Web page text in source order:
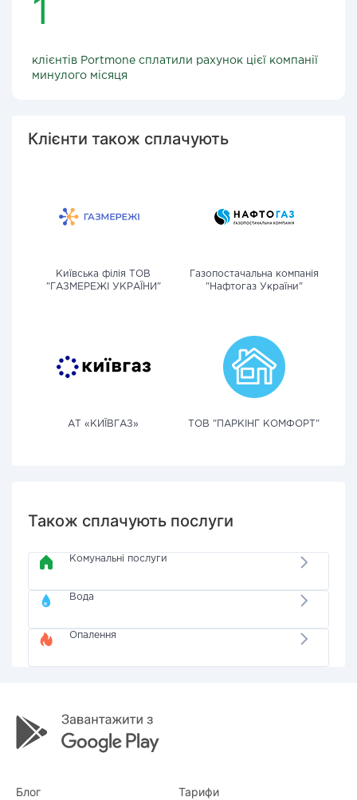
1
клієнтів Portmone сплатили рахунок цієї компанії
минулого місяця
Клієнти також сплачують
Київська філія ТОВ
"ГАЗМЕРЕЖІ УКРАЇНИ"
Газопостачальна компанія
"Нафтогаз України"
АТ «КИЇВГАЗ» ТОВ "ПАРКІНГ КОМФОРТ"
Також сплачують послуги
Комунальні послуги
Вода
Опалення
Блог Тарифи